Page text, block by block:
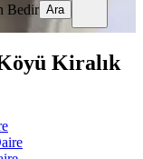
Bedir Ara
Kiralık